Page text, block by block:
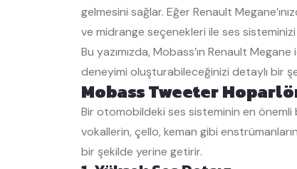
gelmesini sağlar. Eğer Renault
ve midrange seçenekleri ile ses
Bu yazımızda, Mobass’ın Renault
deneyimi oluşturabileceğinizi detaylı bir
Mobass Tweeter
Bir otomobildeki ses sisteminin en
vokallerin, çello, keman gibi
bir şekilde yerine getirir.